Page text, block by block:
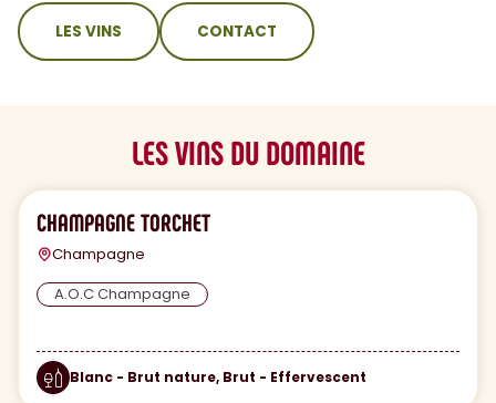
sommaire
LES VINS CONTACT
LES VINS DU DOMAINE
CHAMPAGNE TORCHET
Champagne
A.O.C Champagne
Blanc - Brut nature, Brut - Effervescent